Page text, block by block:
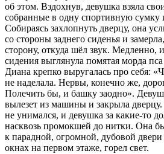
об этом. Вздохнув, девушка взяла
собранные в одну спортивную
Собираясь захлопнуть дверцу, она
со стороны заднего сиденья и
сторону, откуда шёл звук. Медленно,
сидения выглянула помятая морда
Диана крепко выругалась про себя:
не наделала. Нервы, конечно же,
Полечить бы, и башку заодно».
вылезет из машины и закрыла
не унимался, и девушка за какие-то
насквозь промокшей до нитки. Она
к парадной, огромной, дубовой
окнах на первом этаже, горел свет.